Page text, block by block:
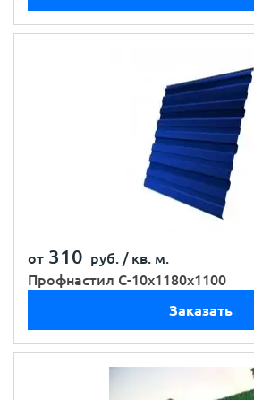
от 310 руб. / кв. м.
Профнастил С-10x1180x1100
Заказать